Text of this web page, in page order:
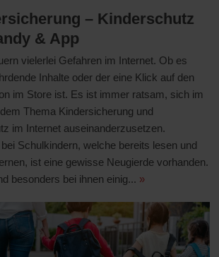
– Kinderschutz
& App
vielerlei Gefahren im Internet. Ob es
Inhalte oder der eine Klick auf den
im Store ist. Es ist immer ratsam, sich im
Thema Kindersicherung und
im Internet auseinanderzusetzen.
Schulkindern, welche bereits lesen und
ist eine gewisse Neugierde vorhanden.
besonders bei ihnen einig... »